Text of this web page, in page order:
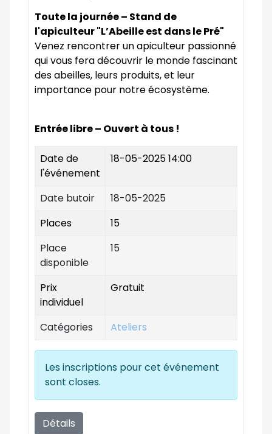
Toute la journée – Stand de
l'apiculteur "L’Abeille est dans le Pré"
Venez rencontrer un apiculteur passionné
qui vous fera découvrir le monde fascinant
des abeilles, leurs produits, et leur
importance pour notre écosystème.
Entrée libre – Ouvert à tous !
Date de
l'événement
18-05-2025 14:00
Date butoir
18-05-2025
Places
15
Place
disponible
15
Prix
individuel
Gratuit
Catégories Ateliers
Les inscriptions pour cet événement
sont closes.
Détails